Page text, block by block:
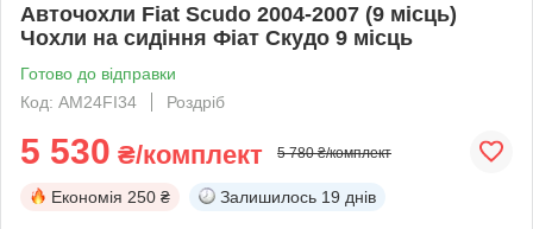
Авточохли Fiat Scudo 2004-2007 (9 місць)
Чохли на сидіння Фіат Скудо 9 місць
Готово до відправки
Код: AM24FI34
Роздріб
5 530 ₴/комплект 5 780 ₴/комплект
Економія 250 ₴ Залишилось 19 днів